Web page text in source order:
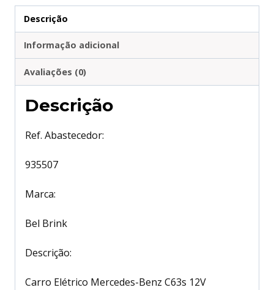
Descrição
Informação adicional
Avaliações (0)
Descrição
Ref. Abastecedor:
935507
Marca:
Bel Brink
Descrição:
Carro Elétrico Mercedes-Benz C63s 12V